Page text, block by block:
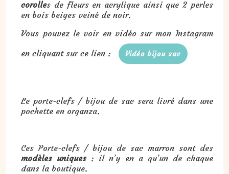
corolles de fleurs en acrylique ainsi que 2 perles
en bois beiges veiné de noir.
Vous pouvez le voir en vidéo sur mon Instagram
en cliquant sur ce lien :
Vidéo bijou sac
Le porte-clefs / bijou de sac sera livré dans une
pochette en organza.
Ces Porte-clefs / bijou de sac marron sont des
modèles uniques : il n’y en a qu’un de chaque
dans la boutique.